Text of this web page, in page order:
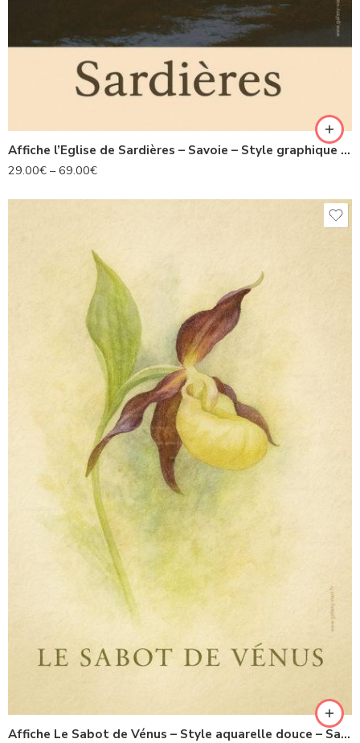
Affiche l’Eglise de Sardières – Savoie – Style graphique Les Alpes illustrées
29.00€ –69.00€
Affiche Le Sabot de Vénus – Style aquarelle douce – Savoie – Les fleurs illustrées